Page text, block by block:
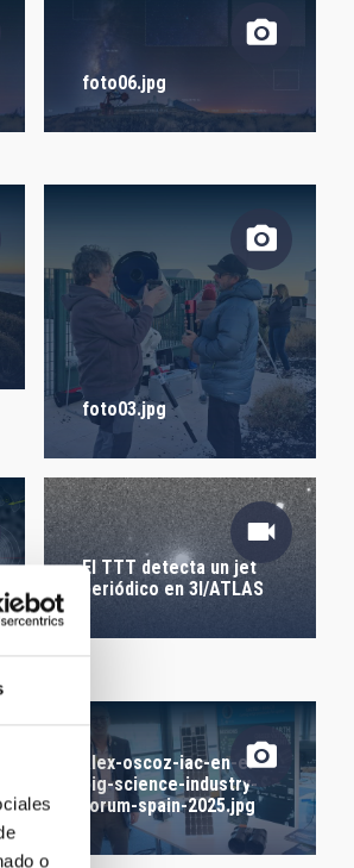
o
foto06.jpg
foto03.jpg
El TTT detecta un jet
periódico en 3I/ATLAS
alex-oscoz-iac-en-el-
big-science-industry-
forum-spain-2025.jpg